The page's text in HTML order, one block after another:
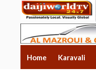
Home Karavali